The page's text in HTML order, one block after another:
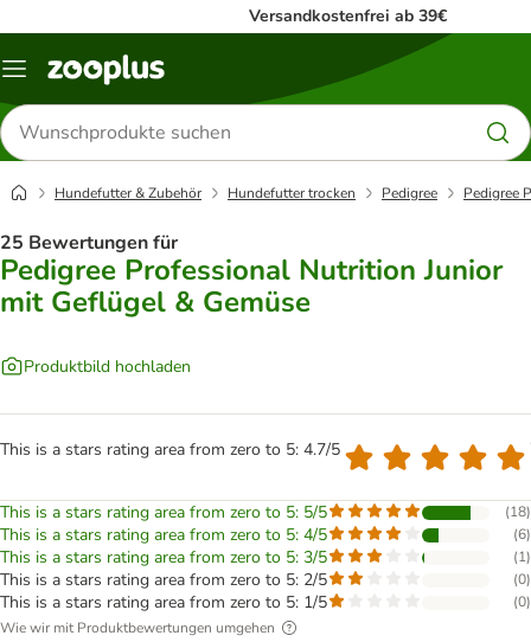
Versandkostenfrei ab 39€
Menü
Produkte
suchen
Hundefutter & Zubehör Hundefutter trocken Pedigree Pedigree
25 Bewertungen für
Pedigree Professional Nutrition Junior
mit Geflügel & Gemüse
Produktbild hochladen
This is a stars rating area from zero to 5: 4.7/5
This is a stars rating area from zero to 5: 5/5 (18)
This is a stars rating area from zero to 5: 4/5 (6)
This is a stars rating area from zero to 5: 3/5 (1)
This is a stars rating area from zero to 5: 2/5 (0)
This is a stars rating area from zero to 5: 1/5 (0)
Wie wir mit Produktbewertungen umgehen